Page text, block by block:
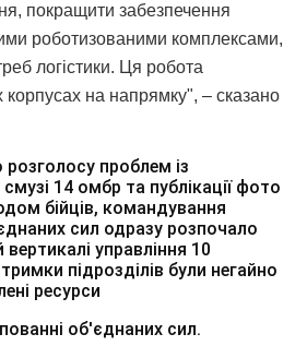
покращити забезпечення
роботизованими комплексами,
логістики. Ця робота
корпусах на напрямку", – сказано
розголосу проблем із
14 омбр та публікації фото
бійців, командування
сил одразу розпочало
вертикалі управління 10
підрозділів були негайно
ресурси
об'єднаних сил.